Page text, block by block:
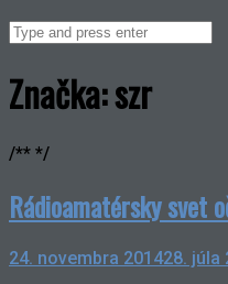
Search
Značka:szr
/** */
Rádioamatérsky svet
24. novembra 201428. júla